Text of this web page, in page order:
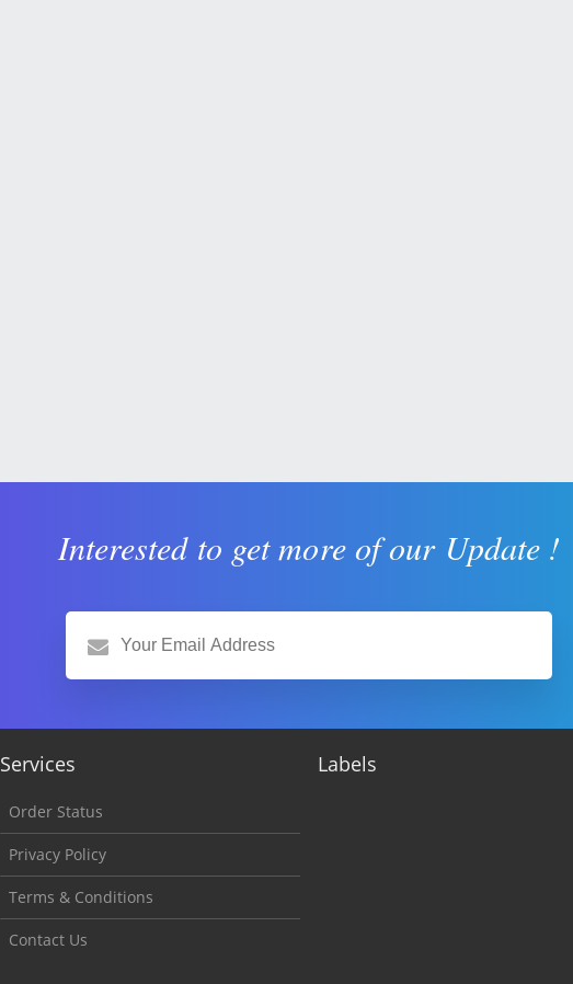
Interested to get more of our Update !
Services
Order Status
Privacy Policy
Terms & Conditions
Contact Us
Labels